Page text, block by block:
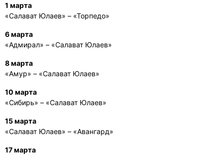
1 марта
«Салават Юлаев» – «Торпедо»
6 марта
«Адмирал» – «Салават Юлаев»
8 марта
«Амур» – «Салават Юлаев»
10 марта
«Сибирь» – «Салават Юлаев»
15 марта
«Салават Юлаев» – «Авангард»
17 марта